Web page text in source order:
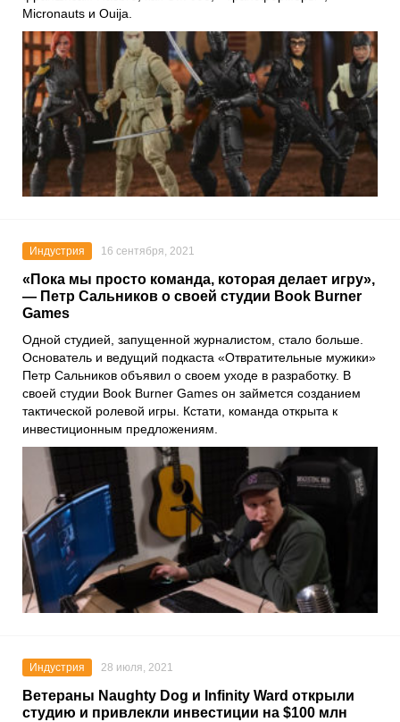
Micronauts и Ouija
Индустрия 16 сентября, 2021
«Пока мы просто команда, которая делает игру»,
— Петр Сальников о своей студии Book Burner
Games
Одной студией, запущенной журналистом, стало больше.
Основатель и ведущий подкаста «Отвратительные мужики»
Петр Сальников объявил о своем уходе в разработку. В
своей студии Book Burner Games он займется созданием
тактической ролевой игры. Кстати, команда открыта к
инвестиционным предложениям.
Индустрия 28 июля, 2021
Ветераны Naughty Dog и Infinity Ward открыли
студию и привлекли инвестиции на $100 млн